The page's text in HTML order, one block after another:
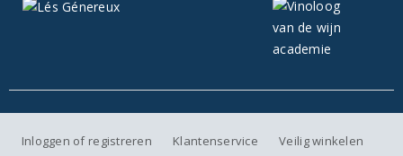
Inloggen of registreren Klantenservice
Veilig winkelen